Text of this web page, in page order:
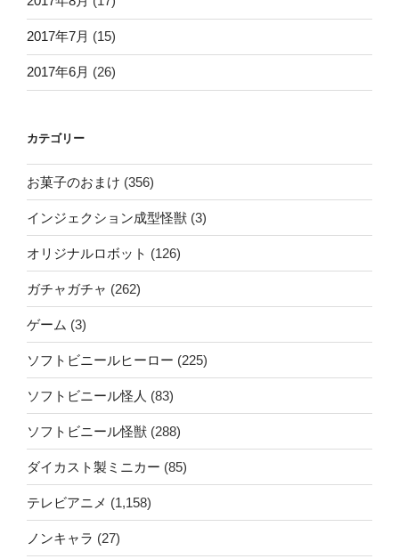
2017年7月 (15)
2017年6月 (26)
カテゴリー
お菓子のおまけ (356)
インジェクション成型怪獣 (3)
オリジナルロボット (126)
ガチャガチャ (262)
ゲーム (3)
ソフトビニールヒーロー (225)
ソフトビニール怪人 (83)
ソフトビニール怪獣 (288)
ダイカスト製ミニカー (85)
テレビアニメ (1,158)
ノンキャラ (27)